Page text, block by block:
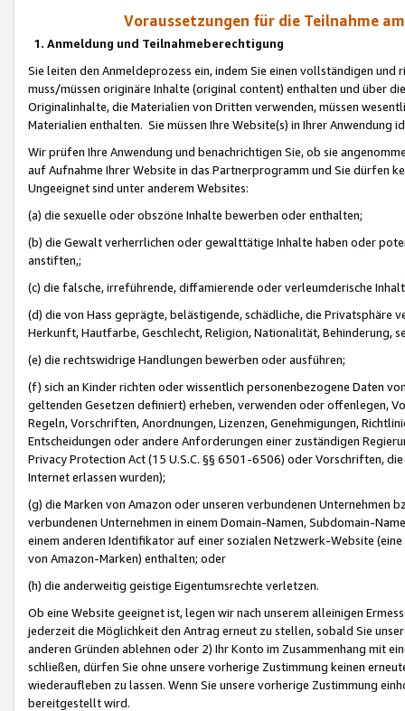
Voraussetzungen für die Teilnahme
1. Anmeldung und Teilnahmeberechtigung
Sie leiten den Anmeldeprozess ein, indem Sie einen vollständigen
muss/müssen originäre Inhalte (original content) enthalten und über
Originalinhalte, die Materialien von Dritten verwenden, müssen
Materialien enthalten. Sie müssen Ihre Website(s) in Ihrer Anwendung
Wir prüfen Ihre Anwendung und benachrichtigen Sie, ob sie
auf Aufnahme Ihrer Website in das Partnerprogramm und Sie dürfen
Ungeeignet sind unter anderem Websites:
(a) die sexuelle oder obszöne Inhalte bewerben oder enthalten;
(b) die Gewalt verherrlichen oder gewalttätige Inhalte haben oder
anstiften,;
(c) die falsche, irreführende, diffamierende oder verleumderische
(d) die von Hass geprägte, belästigende, schädliche, die Privatsphäre
Herkunft, Hautfarbe, Geschlecht, Religion, Nationalität, Behinderung,
(e) die rechtswidrige Handlungen bewerben oder ausführen;
(f) sich an Kinder richten oder wissentlich personenbezogene Daten
geltenden Gesetzen definiert) erheben, verwenden oder offenlegen,
Regeln, Vorschriften, Anordnungen, Lizenzen, Genehmigungen,
Entscheidungen oder andere Anforderungen einer zuständigen
Privacy Protection Act (15 U.S.C. §§ 6501-6506) oder Vorschriften,
Internet erlassen wurden);
(g) die Marken von Amazon oder unseren verbundenen Unternehmen
verbundenen Unternehmen in einem Domain-Namen, Subdomain-
einem anderen Identifikator auf einer sozialen Netzwerk-Website
von Amazon-Marken) enthalten; oder
(h) die anderweitig geistige Eigentumsrechte verletzen.
Ob eine Website geeignet ist, legen wir nach unserem alleinigen
jederzeit die Möglichkeit den Antrag erneut zu stellen, sobald Sie
anderen Gründen ablehnen oder 2) Ihr Konto im Zusammenhang mit
schließen, dürfen Sie ohne unsere vorherige Zustimmung keinen
wiederaufleben zu lassen. Wenn Sie unsere vorherige Zustimmung
bereitgestellt wird.